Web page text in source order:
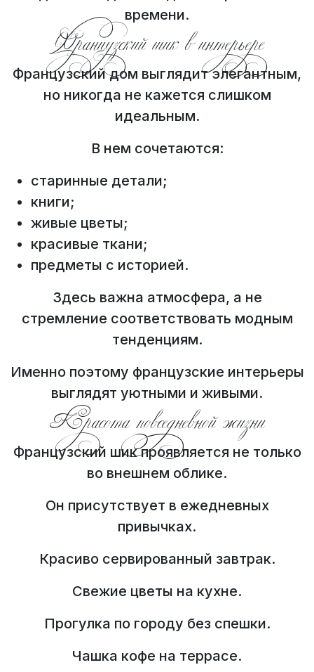
времени.
Французский шик в интерьере
Французский дом выглядит элегантным,
но никогда не кажется слишком
идеальным.
В нем сочетаются:
старинные детали;
книги;
живые цветы;
красивые ткани;
предметы с историей.
Здесь важна атмосфера, а не
стремление соответствовать модным
тенденциям.
Именно поэтому французские интерьеры
выглядят уютными и живыми.
Красота повседневной жизни
Французский шик проявляется не только
во внешнем облике.
Он присутствует в ежедневных
привычках.
Красиво сервированный завтрак.
Свежие цветы на кухне.
Прогулка по городу без спешки.
Чашка кофе на террасе.